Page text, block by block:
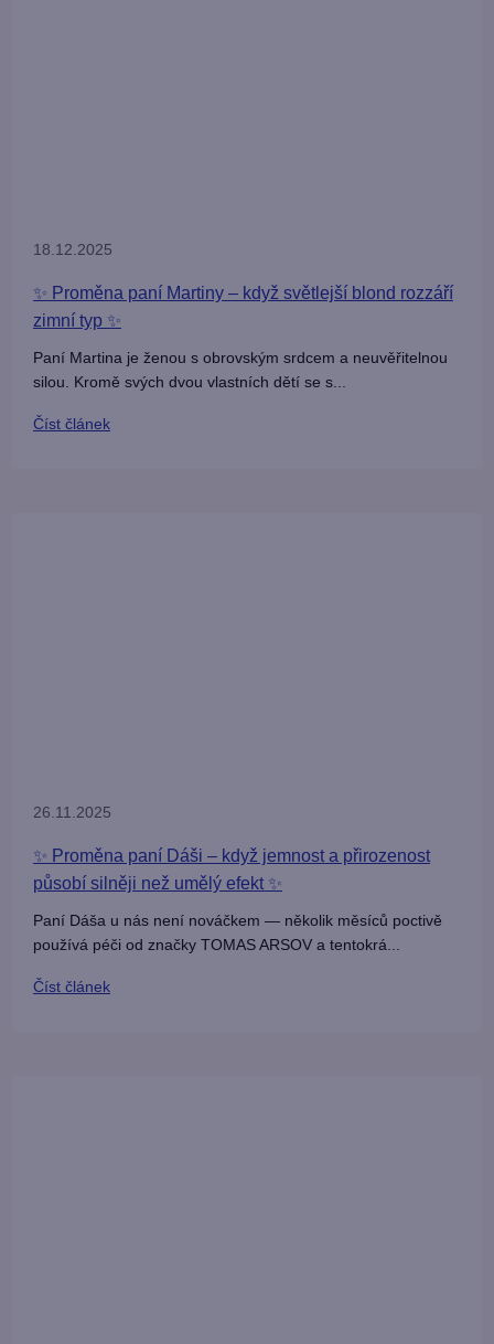
✨ Proměna paní Martiny – když světlejší blond rozzáří
zimní typ ✨
18.12.2025
Paní Martina je ženou s obrovským srdcem a neuvěřitelnou
silou. Kromě svých dvou vlastních dětí se s...
Číst článek
✨ Proměna paní Dáši – když jemnost a přirozenost
působí silněji než umělý efekt ✨
26.11.2025
Paní Dáša u nás není nováčkem — několik měsíců poctivě
používá péči od značky TOMAS ARSOV a tentokrá...
Číst článek